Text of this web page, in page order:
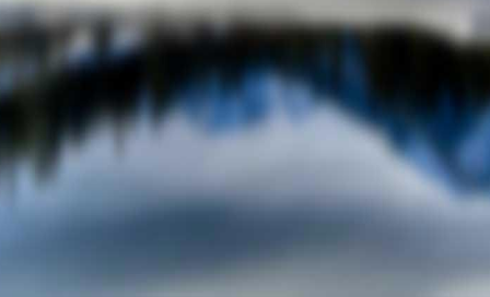
du
Canada